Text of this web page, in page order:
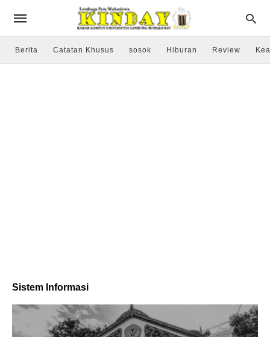
Berita Catatan Khusus sosok Hiburan Review
Sistem Informasi